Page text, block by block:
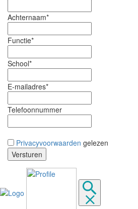
Achternaam*
Functie*
School*
E-mailadres*
Telefoonnummer
Privacyvoorwaarden gelezen